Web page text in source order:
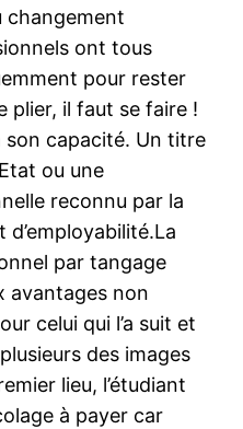
changement
ont tous
pour rester
plier, il faut se faire !
son capacité. Un titre
ou une
reconnu par la
par tangage
avantages non
celui qui l’a suit et
des images
lieu, l’étudiant
à payer car